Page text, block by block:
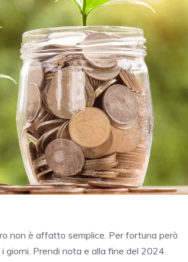
non è affatto semplice. Per fortuna però
giorni. Prendi nota e alla fine del 2024